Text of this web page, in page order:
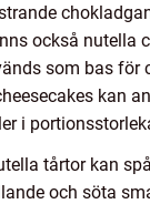
också nutella
som bas för
kan
i
tårtor kan
och söta